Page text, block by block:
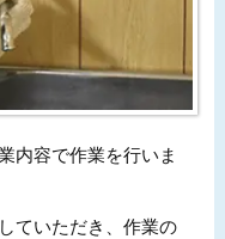
内容で作業を行いま
ていただき、作業の